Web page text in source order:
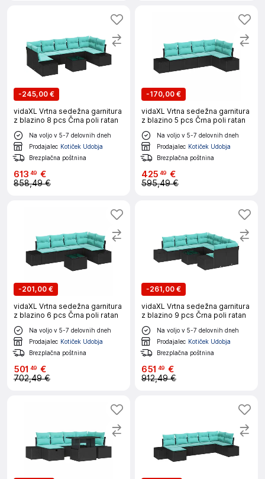
-245,00 €
vidaXL Vrtna sedežna garnitura
z blazino 8 pcs Črna poli ratan
Na voljo v 5-7 delovnih dneh
Prodajalec Kotiček Udobja
Brezplačna poštnina
613 49 €
858,49 €
-170,00 €
vidaXL Vrtna sedežna garnitura
z blazino 5 pcs Črna poli ratan
Na voljo v 5-7 delovnih dneh
Prodajalec Kotiček Udobja
Brezplačna poštnina
425 49 €
595,49 €
-201,00 €
vidaXL Vrtna sedežna garnitura
z blazino 6 pcs Črna poli ratan
Na voljo v 5-7 delovnih dneh
Prodajalec Kotiček Udobja
Brezplačna poštnina
501 49 €
702,49 €
-261,00 €
vidaXL Vrtna sedežna garnitura
z blazino 9 pcs Črna poli ratan
Na voljo v 5-7 delovnih dneh
Prodajalec Kotiček Udobja
Brezplačna poštnina
651 49 €
912,49 €